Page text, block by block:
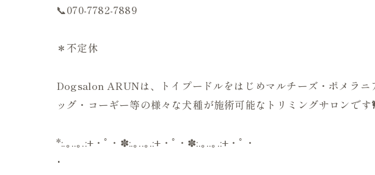
📞070-7782-7889
＊不定休
Dogsalon ARUNは、トイプードルをはじめマルチーズ・ポメラ
ッグ・コーギー等の様々な犬種が施術可能なトリミングサロンです
*:.｡..｡.:+・ﾟ・✽:.｡..｡.:+・ﾟ・✽:.｡..｡.:+・ﾟ・
･